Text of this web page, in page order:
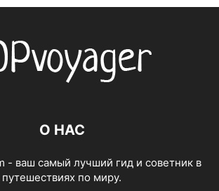
О НАС
- ваш самый лучший гид и советник в
путешествиях по миру.